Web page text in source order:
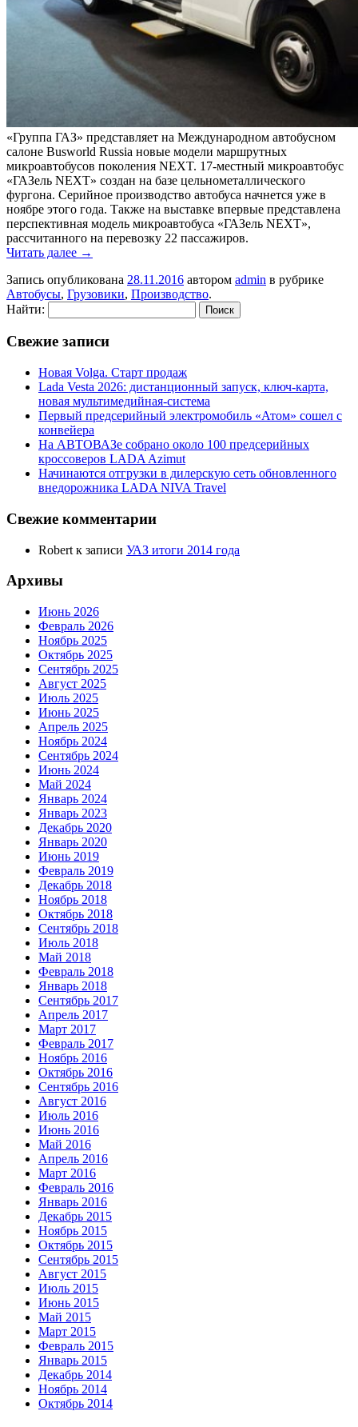
«Группа ГАЗ» представляет на Международном автобусном
салоне Busworld Russia новые модели маршрутных
микроавтобусов поколения NEXT. 17-местный микроавтобус
«ГАЗель NEXT» создан на базе цельнометаллического
фургона. Серийное производство автобуса начнется уже в
ноябре этого года. Также на выставке впервые представлена
перспективная модель микроавтобуса «ГАЗель NEXT»,
рассчитанного на перевозку 22 пассажиров.
Читать далее →
Запись опубликована 28.11.2016 автором admin в рубрике
Автобусы, Грузовики, Производство.
Найти:
Свежие записи
Новая Volga. Старт продаж
Lada Vesta 2026: дистанционный запуск, ключ-карта,
новая мультимедийная-система
Первый предсерийный электромобиль «Атом» сошел с
конвейера
На АВТОВАЗе собрано около 100 предсерийных
кроссоверов LADA Azimut
Начинаются отгрузки в дилерскую сеть обновленного
внедорожника LADA NIVA Travel
Свежие комментарии
Robert к записи УАЗ итоги 2014 года
Архивы
Июнь 2026
Февраль 2026
Ноябрь 2025
Октябрь 2025
Сентябрь 2025
Август 2025
Июль 2025
Июнь 2025
Апрель 2025
Ноябрь 2024
Сентябрь 2024
Июнь 2024
Май 2024
Январь 2024
Январь 2023
Декабрь 2020
Январь 2020
Июнь 2019
Февраль 2019
Декабрь 2018
Ноябрь 2018
Октябрь 2018
Сентябрь 2018
Июль 2018
Май 2018
Февраль 2018
Январь 2018
Сентябрь 2017
Апрель 2017
Март 2017
Февраль 2017
Ноябрь 2016
Октябрь 2016
Сентябрь 2016
Август 2016
Июль 2016
Июнь 2016
Май 2016
Апрель 2016
Март 2016
Февраль 2016
Январь 2016
Декабрь 2015
Ноябрь 2015
Октябрь 2015
Сентябрь 2015
Август 2015
Июль 2015
Июнь 2015
Май 2015
Март 2015
Февраль 2015
Январь 2015
Декабрь 2014
Ноябрь 2014
Октябрь 2014